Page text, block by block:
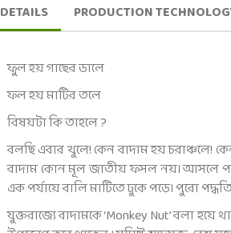
DETAILS PRODUCTION
ফুল হয় গাছের ডালে
ফল হয় মাটির তলে
বিষয়টা কি তাহলে ?
বলছি এবার খুলে! কেন বাদাম হয় চরাঞ্চলে!
বাদাম কোন মূল জাতীয় ফসল নয়। আসলে
এক পর্যায়ে বালি মাটিতে ঢুকে পড়ে। পুরো
যুক্তরাজ্যে বাদামকে ‘Monkey Nut’ বলা